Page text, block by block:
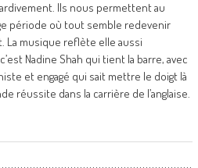
Ils nous permettent au
période où tout semble redevenir
La musique reflète elle aussi
Nadine Shah qui tient la barre, avec
et engagé qui sait mettre le doigt là
réussite dans la carrière de l’anglaise.